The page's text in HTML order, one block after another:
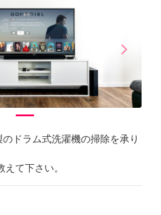
arrow_forward_iosNext
ドラム式洗濯機の掃除を承り
て下さい。